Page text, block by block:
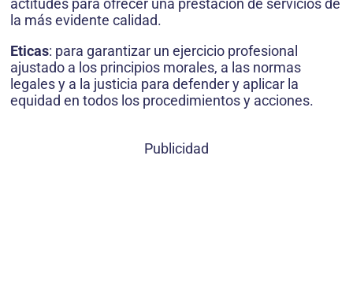
actitudes para ofrecer una prestación de servicios de
la más evidente calidad.
Eticas: para garantizar un ejercicio profesional
ajustado a los principios morales, a las normas
legales y a la justicia para defender y aplicar la
equidad en todos los procedimientos y acciones.
Publicidad